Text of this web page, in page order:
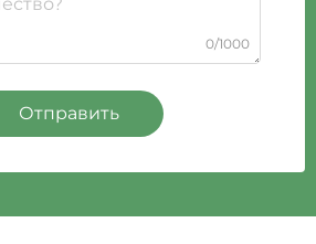
0/1000
Отправить